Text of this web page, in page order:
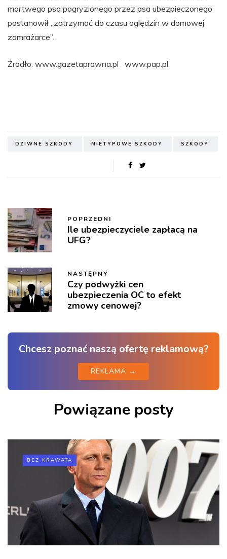
martwego psa pogryzionego przez psa ubezpieczonego
postanowił „zatrzymać do czasu oględzin w domowej
zamrażarce”.
Źródło: www.gazetaprawna.pl www.pap.pl
DZIWNE SZKODY NIETYPOWE SZKODY SZKODY
POPRZEDNI
Ile ubezpieczyciele zapłacą na
UFG?
NASTĘPNY
Czy podwyżki cen
ubezpieczenia OC to efekt
zmowy cenowej?
Chcesz poznać naszą ofertę reklamową?
REKLAMA →
Powiązane posty
BEZ KRAWATA